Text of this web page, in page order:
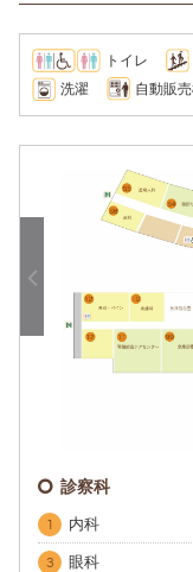
トイレ
洗濯
自動販
診察科
1 内科
3 眼科